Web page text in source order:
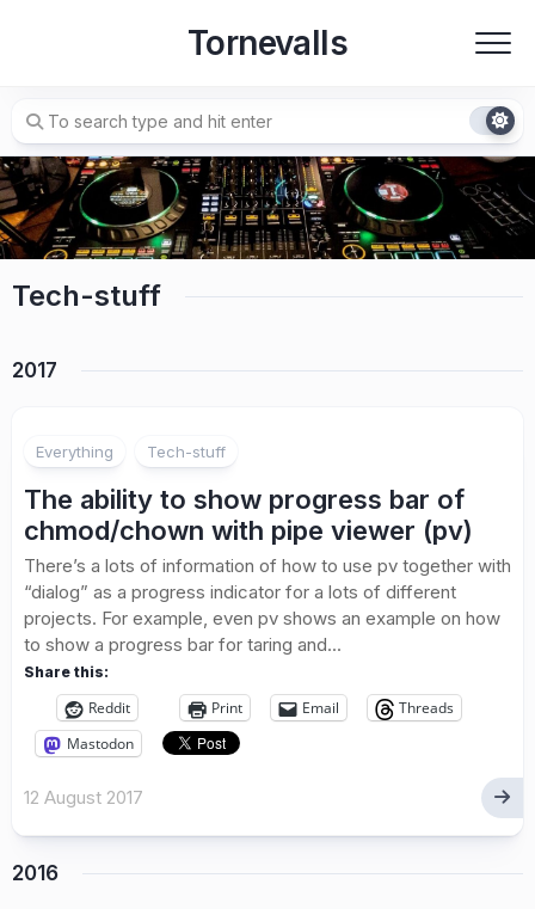
Tornevalls
Tech-stuff
2017
Everything Tech-stuff
The ability to show progress bar of
chmod/chown with pipe viewer (pv)
There’s a lots of information of how to use pv together with
“dialog” as a progress indicator for a lots of different
projects. For example, even pv shows an example on how
to show a progress bar for taring and...
Share this:
Reddit Print Email
Threads
Mastodon
12 August 2017
2016